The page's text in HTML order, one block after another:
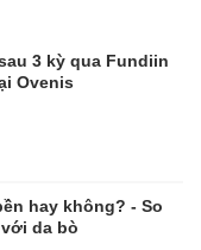
3 kỳ qua Fundiin
Ovenis
hay không? - So
da bò